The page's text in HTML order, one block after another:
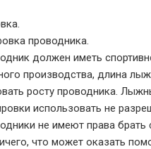
проводника.
должен иметь
производства, длина
росту проводника.
использовать не
не имеют права брать
что может оказать